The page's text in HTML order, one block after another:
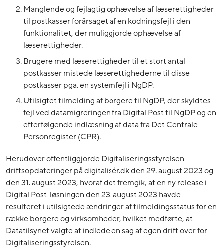
Manglende og fejlagtig ophævelse af læserettigheder
til postkasser forårsaget af en kodningsfejl i den
funktionalitet, der muliggjorde ophævelse af
læserettigheder.
Brugere med læserettigheder til et stort antal
postkasser mistede læserettighederne til disse
postkasser pga. en systemfejl i NgDP.
Utilsigtet tilmelding af borgere til NgDP, der skyldtes
fejl ved datamigreringen fra Digital Post til NgDP og en
efterfølgende indlæsning af data fra Det Centrale
Personregister (CPR).
Herudover offentliggjorde Digitaliseringsstyrelsen
driftsopdateringer på digitalisér.dk den 29. august 2023 og
den 31. august 2023, hvoraf det fremgik, at en ny release i
Digital Post-løsningen den 23. august 2023 havde
resulteret i utilsigtede ændringer af tilmeldingsstatus for en
række borgere og virksomheder, hvilket medførte, at
Datatilsynet valgte at indlede en sag af egen drift over for
Digitaliseringsstyrelsen.